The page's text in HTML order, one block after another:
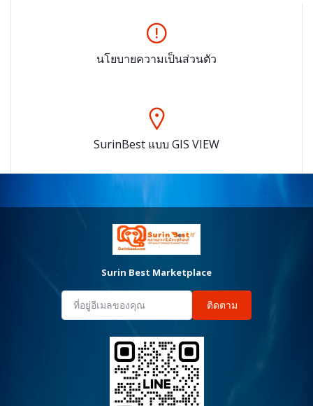
นโยบายความเป็นส่วนตัว
SurinBest แบบ GIS VIEW
Surin Best Marketplace
ติดตาม